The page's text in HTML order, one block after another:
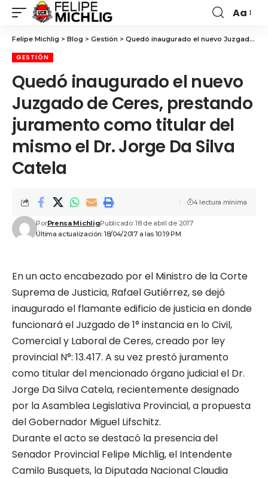
Aa
Felipe Michlig > Blog > Gestión > Quedó inaugurado el nuevo Juzgado de Ceres, prestando juramento como titular del mismo el Dr. Jorge Da Silva Catela
GESTIÓN
Quedó inaugurado el nuevo
Juzgado de Ceres, prestando
juramento como titular del
mismo el Dr. Jorge Da Silva
Catela
Última actualización: 18/04/2017 a las 10:19 PM
PorPrensa MichligPublicado: 18 de abril de 2017
4 lectura mínima
En un acto encabezado por el Ministro de la Corte
Suprema de Justicia, Rafael Gutiérrez, se dejó
inaugurado el flamante edificio de justicia en donde
funcionará el Juzgado de 1° instancia en lo Civil,
Comercial y Laboral de Ceres, creado por ley
provincial N°: 13.417. A su vez prestó juramento
como titular del mencionado órgano judicial el Dr.
Jorge Da Silva Catela, recientemente designado
por la Asamblea Legislativa Provincial, a propuesta
del Gobernador Miguel Lifschitz.
Durante el acto se destacó la presencia del
Senador Provincial Felipe Michlig, el Intendente
Camilo Busquets, la Diputada Nacional Claudia